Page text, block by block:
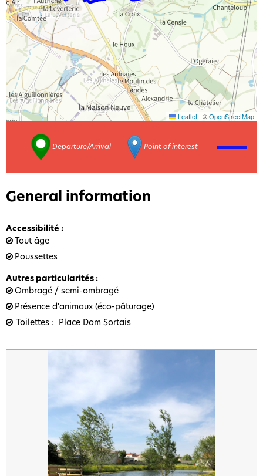
Leaflet | ©OpenStreetMap
Departure/Arrival Point of interest
General information
Accessibilité :
Tout âge
Poussettes
Autres particularités :
Ombragé / semi-ombragé
Présence d'animaux (éco-pâturage)
Toilettes
Place Dom Sortais